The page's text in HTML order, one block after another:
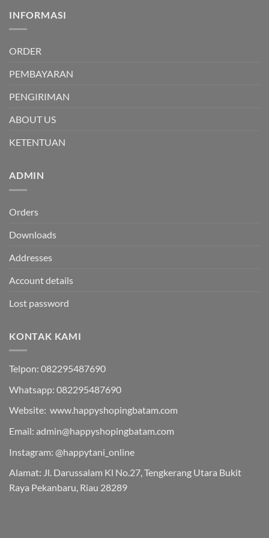
INFORMASI
ORDER
PEMBAYARAN
PENGIRIMAN
ABOUT US
KETENTUAN
ADMIN
Orders
Downloads
Addresses
Account details
Lost password
KONTAK KAMI
Telpon: 082295487690
Whatsapp: 082295487690
Website: www.happyshopingbatam.com
Email: admin@happyshopingbatam.com
Instagram: @happytani_online
Alamat: Jl. Darussalam Kl No.27, Tengkerang Utara Bukit
Raya Pekanbaru, Riau 28289